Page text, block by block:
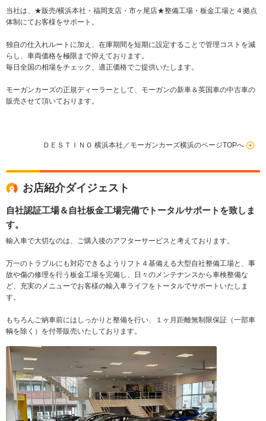
当社は、★販売/横浜本社・福岡支店・市ヶ尾店★整備工場・板金工場と４拠点
体制にてお客様をサポート。
独自の仕入れルートに加え、在庫期間を短期に設定することで管理コストを減
らし、車両価格を極限まで抑えております。
毎日全国の相場をチェック、適正価格でご提供いたします。
モーガンカーズの正規ディーラーとして、モーガンの新車＆英国車の中古車の
販売させて頂いております。
ＤＥＳＴＩＮＯ 横浜本社／モーガンカーズ横浜のページTOPへ
お店紹介ダイジェスト
自社認証工場＆自社板金工場完備でトータルサポートを致しま
す。
輸入車で大切なのは、ご購入後のアフターサービスと考えております。
万一のトラブルにも対応できるようリフト４基備える大型自社整備工場と、事
故や傷の修理を行う板金工場を完備し、日々のメンテナンスから車検整備な
ど、充実のメニューでお客様の輸入車ライフをトータルでサポートいたしま
す。
もちろんご納車前にはしっかりと整備を行い、１ヶ月距離無制限保証（一部車
輌を除く）を付帯販売いたしております。